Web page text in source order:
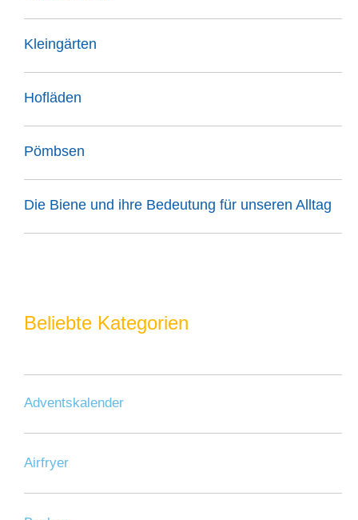
Kleingärten
Hofläden
Pömbsen
Die Biene und ihre Bedeutung für unseren Alltag
Beliebte Kategorien
Adventskalender
Airfryer